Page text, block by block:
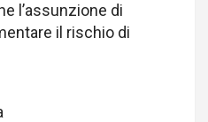
l’assunzione di
il rischio di